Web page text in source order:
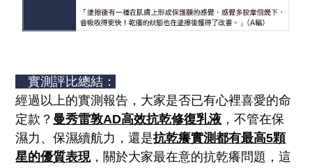
實測評比總結：
經過以上的實測報告，大家是否已有心裡喜愛的命
定款？ 曼秀雷敦AD高效抗乾修復乳液 ，不管在保
濕力、保濕續航力，還是抗乾癢實測都有最高5顆
星的優質表現，關於大家最在意的抗乾癢問題，這